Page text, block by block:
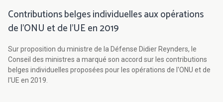
Contributions belges individuelles aux opérations
de l’ONU et de l'UE en 2019
Sur proposition du ministre de la Défense Didier Reynders, le
Conseil des ministres a marqué son accord sur les contributions
belges individuelles proposées pour les opérations de l'ONU et de
l'UE en 2019.